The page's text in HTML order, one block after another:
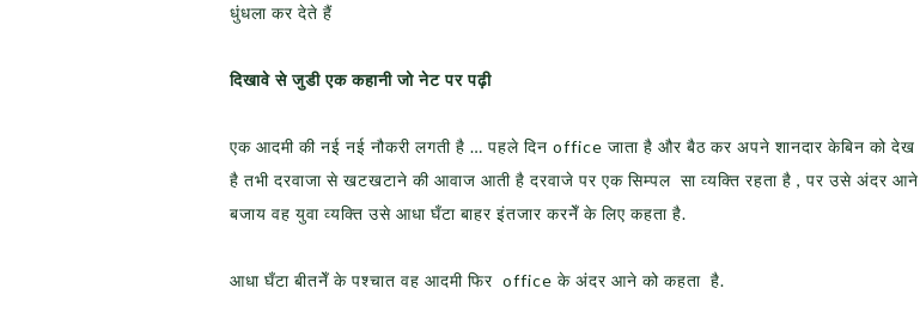
धुंधला कर देते हैं
दिखावे से जुडी एक कहानी जो नेट पर पढ़ी
एक आदमी की नई नई नौकरी लगती है … पहले दिन office जाता है और बैठ कर अपने शानदार केबिन को देख
है तभी दरवाजा से खटखटाने की आवाज आती है दरवाजे पर एक सिम्पल सा व्यक्ति रहता है , पर उसे अंदर
बजाय वह युवा व्यक्ति उसे आधा घँटा बाहर इंतजार करनेँ के लिए कहता है.
आधा घँटा बीतनेँ के पश्चात वह आदमी फिर office के अंदर आने को कहता है.